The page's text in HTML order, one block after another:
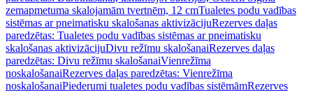
zemapmetuma skalojamām tvertnēm, 12 cmTualetes podu vadības
sistēmas ar pneimatisku skalošanas aktivizācijuRezerves daļas
paredzētas: Tualetes podu vadības sistēmas ar pneimatisku
skalošanas aktivizācijuDivu režīmu skalošanaiRezerves daļas
paredzētas: Divu režīmu skalošanaiVienrežīma
noskalošanaiRezerves daļas paredzētas: Vienrežīma
noskalošanaiPiederumi tualetes podu vadības sistēmāmRezerves